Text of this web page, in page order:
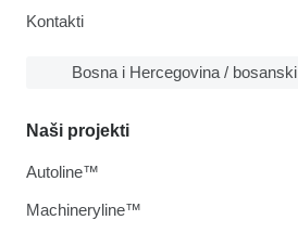
Kontakti
Bosna i Hercegovina / bosanski
Naši projekti
Autoline™
Machineryline™